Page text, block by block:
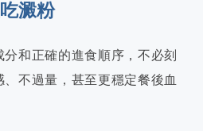
澱粉
和正確的進食順序，不必刻
不過量，甚至更穩定餐後血